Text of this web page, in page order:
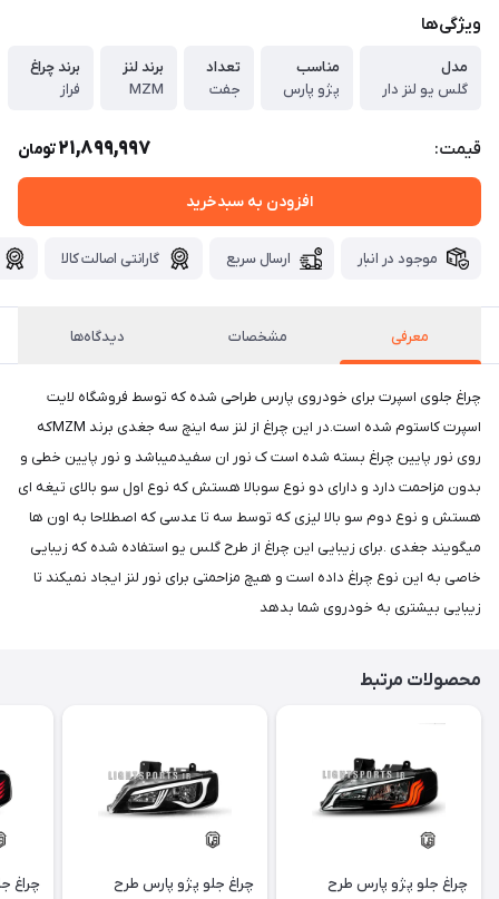
ویژگی‌ها
مدل
گلس یو لنز دار
مناسب
پژو پارس
تعداد
جفت
برند لنز
MZM
برند چراغ
فراز
قیمت: 21,899,997تومان
افزودن به سبدخرید
موجود در انبار ارسال سریع گارانتی اصالت کالا
معرفی مشخصات دیدگاه‌ها
چراغ جلوی اسپرت برای خودروی پارس طراحی شده که توسط فروشگاه لایت
اسپرت کاستوم شده است.در این چراغ از لنز سه اینچ سه جغدی برند MZMکه
روی نور پایین چراغ بسته شده است ک نور ان سفیدمیباشد و نور پایین خطی و
بدون مزاحمت دارد و دارای دو نوع سوبالا هستش که نوع اول سو بالای تیغه ای
هستش و نوع دوم سو بالا لیزی که توسط سه تا عدسی که اصطلاحا به اون ها
میگویند جغدی .برای زیبایی این چراغ از طرح گلس یو استفاده شده که زیبایی
خاصی به این نوع چراغ داده است و هیچ مزاحمتی برای نور لنز ایجاد نمیکند تا
زیبایی بیشتری به خودروی شما بدهد ​​​​
محصولات مرتبط
چراغ جلو پژو پارس طرح
چراغ جلو پژو پارس طرح
چراغ